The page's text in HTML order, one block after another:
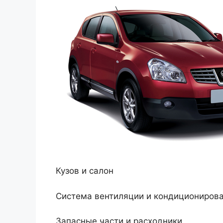
Кузов и салон
Система вентиляции и